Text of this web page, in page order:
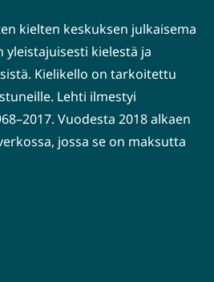
kielten keskuksen julkaisema
kielestä ja
Kielikello on tarkoitettu
Lehti ilmestyi
Vuodesta 2018 alkaen
jossa se on maksutta